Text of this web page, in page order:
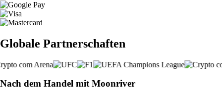
Globale Partnerschaften
Nach dem Handel mit Moonriver